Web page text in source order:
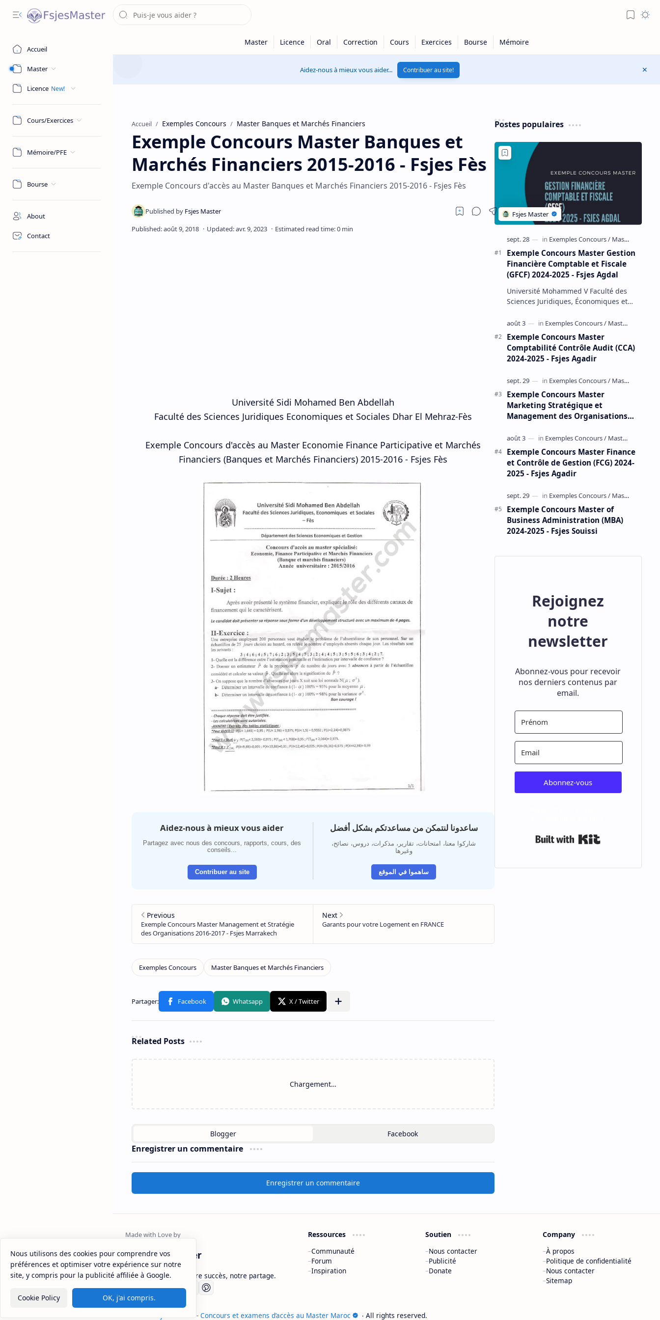
Accueil
Master
Licence
Cours/Exercices
Mémoire/PFE
Bourse
About
Contact
Sitemap Disclaimer
Aidez-nous à mieux vous aider... Contribuer au site!
Accueil Exemples Concours Master Banques et Marchés Financiers
Exemple Concours Master Banques et
Marchés Financiers 2015-2016 - Fsjes Fès
Exemple Concours d'accès au Master Banques et Marchés Financiers 2015-2016 - Fsjes Fès
Université Sidi Mohamed Ben Abdellah
Faculté des Sciences Juridiques Economiques et Sociales Dhar El Mehraz-Fès
Exemple Concours d'accès au Master Economie Finance Participative et Marchés
Financiers (Banques et Marchés Financiers) 2015-2016- Fsjes Fès
Aidez-nous à mieux vous aider
Partagez avec nous des concours, rapports, cours, des
conseils...
Contribuer au site
ساعدونا لنتمكن من مساعدتكم بشكل أفضل
شاركوا معنا، امتحانات، تقارير، مذكرات، دروس، نصائح،
وغيرها
ساهموا في الموقع
Related Posts
Chargement…
Enregistrer un commentaire
Enregistrer un commentaire
Postes populaires
Exemple Concours Master Gestion
Financière Comptable et Fiscale
(GFCF) 2024-2025 - Fsjes Agdal
Université Mohammed V Faculté des
Sciences Juridiques, Économiques et
d'accès au Master Gestion Financière
Comp…
Exemple Concours Master
Comptabilité Contrôle Audit (CCA)
2024-2025 - Fsjes Agadir
Exemple Concours Master
Marketing Stratégique et
Management des Organisations
Exemple Concours Master Finance
et Contrôle de Gestion (FCG) 2024-
2025 - Fsjes Agadir
Exemple Concours Master of
Business Administration (MBA)
2024-2025 - Fsjes Souissi
Rejoignez
notre
newsletter
Abonnez-vous pour recevoir
nos derniers contenus par
email.
Abonnez-vous
FsjesMaster
Fsjesmaster.com : Votre succès, notre partage.
Ressources
Communauté
Forum
Inspiration
Soutien
Nous contacter
Publicité
Donate
Company
À propos
Politique de confidentialité
Nous contacter
Sitemap
Fsjes Master - Concours et examens d’accès au Master Maroc ‧ All rights reserved.
Nous utilisons des cookies pour comprendre vos
préférences et optimiser votre expérience sur notre
site, y compris pour la publicité affiliée à Google.
Cookie Policy OK, j'ai compris.